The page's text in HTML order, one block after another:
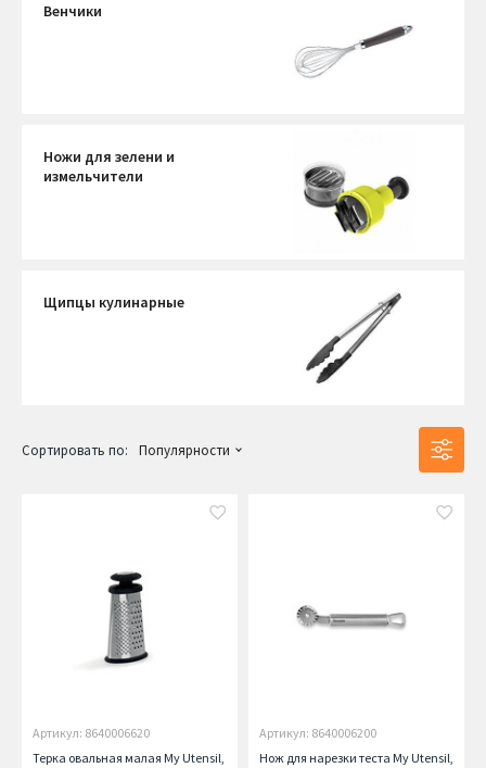
Венчики
Ножи для зелени и
измельчители
Щипцы кулинарные
Сортировать по: Популярности
Артикул: 8640006620
Терка овальная малая My Utensil,
Артикул: 8640006200
Нож для нарезки теста My Utensil,